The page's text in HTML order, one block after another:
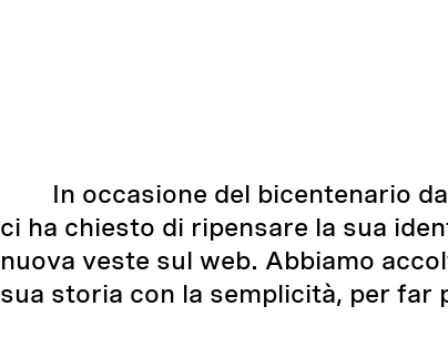
In occasione del bicentenario
ci ha chiesto di ripensare la sua
nuova veste sul web. Abbiamo
sua storia con la semplicità, per far